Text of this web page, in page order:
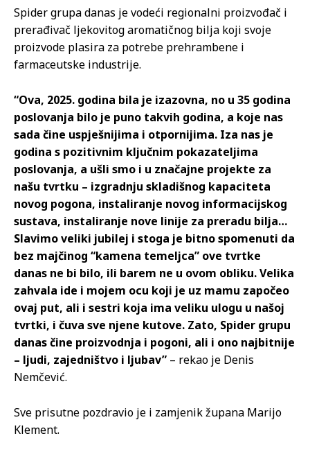
Spider grupa danas je vodeći regionalni proizvođač i
prerađivač ljekovitog aromatičnog bilja koji svoje
proizvode plasira za potrebe prehrambene i
farmaceutske industrije.
“Ova, 2025. godina bila je izazovna, no u 35 godina
poslovanja bilo je puno takvih godina, a koje nas
sada čine uspješnijima i otpornijima. Iza nas je
godina s pozitivnim ključnim pokazateljima
poslovanja, a ušli smo i u značajne projekte za
našu tvrtku – izgradnju skladišnog kapaciteta
novog pogona, instaliranje novog informacijskog
sustava, instaliranje nove linije za preradu bilja…
Slavimo veliki jubilej i stoga je bitno spomenuti da
bez majčinog “kamena temeljca” ove tvrtke
danas ne bi bilo, ili barem ne u ovom obliku. Velika
zahvala ide i mojem ocu koji je uz mamu započeo
ovaj put, ali i sestri koja ima veliku ulogu u našoj
tvrtki, i čuva sve njene kutove. Zato, Spider grupu
danas čine proizvodnja i pogoni, ali i ono najbitnije
– ljudi, zajedništvo i ljubav” – rekao je Denis
Nemčević.
Sve prisutne pozdravio je i zamjenik župana Marijo
Klement.